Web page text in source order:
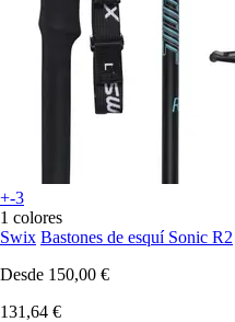
+-3
1 colores
Swix Bastones de esquí Sonic R2
Desde 150,00 €
131,64 €